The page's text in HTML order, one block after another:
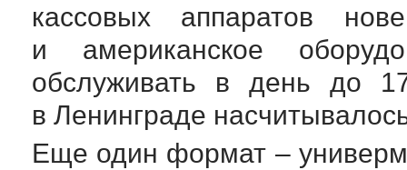
кассовых аппаратов
и американское
обслуживать в день до
в Ленинграде
Еще один формат –